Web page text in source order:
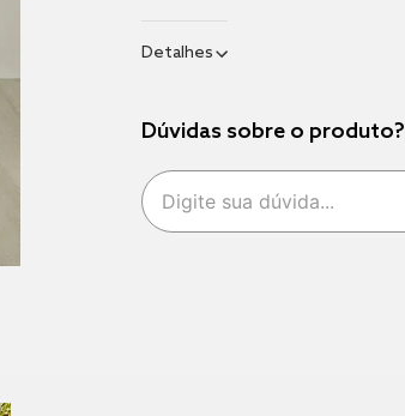
Detalhes
Dúvidas sobre o produto?